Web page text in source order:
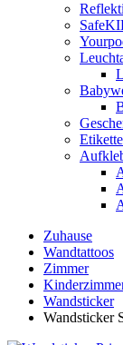
Zuhause
Wandtattoos
Zimmer
Wandsticker
Wandsticker